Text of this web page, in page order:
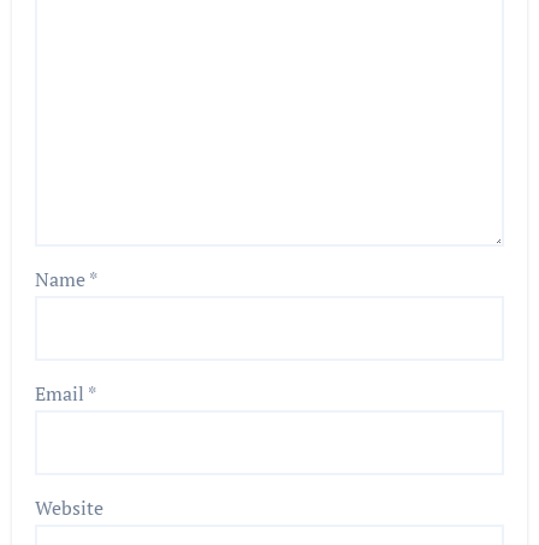
Name*
Email *
Website